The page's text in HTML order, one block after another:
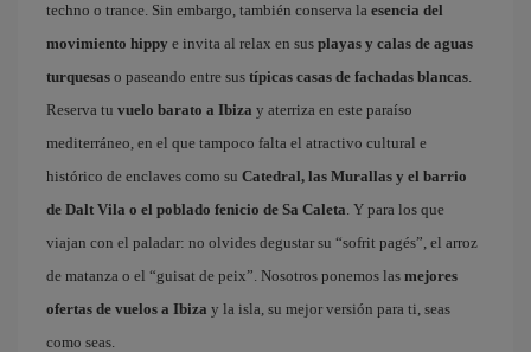
techno o trance. Sin embargo, también conserva la esencia del
movimiento hippy e invita al relax en sus playas y calas de aguas
turquesas o paseando entre sus típicas casas de fachadas blancas.
Reserva tu vuelo barato a Ibiza y aterriza en este paraíso
mediterráneo, en el que tampoco falta el atractivo cultural e
histórico de enclaves como su Catedral, las Murallas y el barrio
de Dalt Vila o el poblado fenicio de Sa Caleta. Y para los que
viajan con el paladar: no olvides degustar su “sofrit pagés”, el arroz
de matanza o el “guisat de peix”. Nosotros ponemos las mejores
ofertas de vuelos a Ibiza y la isla, su mejor versión para ti, seas
como seas.